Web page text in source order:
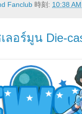
Fanclub 時刻: 10:38 AM
ลอร์มูน Die-